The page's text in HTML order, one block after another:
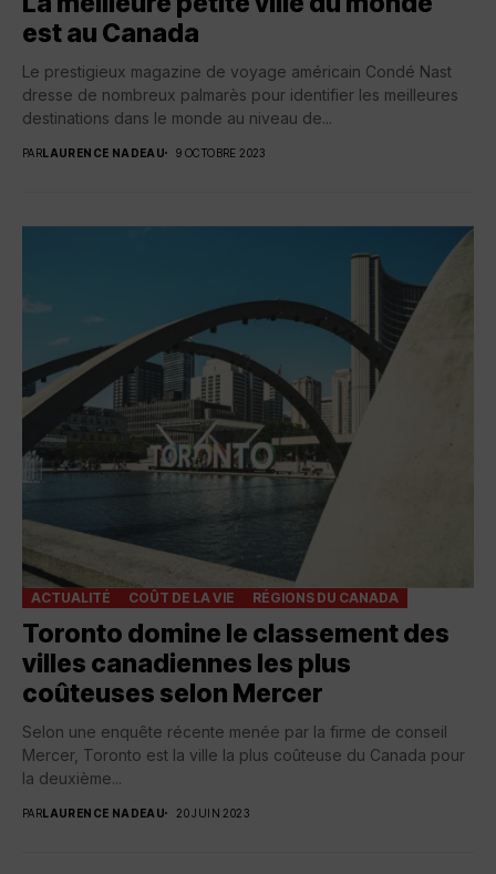
est au Canada
Le prestigieux magazine de voyage américain Condé Nast
dresse de nombreux palmarès pour identifier les meilleures
destinations dans le monde au niveau de...
PAR LAURENCE NADEAU 9 OCTOBRE 2023
ACTUALITÉ COÛT DE LA VIE RÉGIONS DU CANADA
Toronto domine le classement des
villes canadiennes les plus
coûteuses selon Mercer
Selon une enquête récente menée par la firme de conseil
Mercer, Toronto est la ville la plus coûteuse du Canada pour
la deuxième...
PARLAURENCE NADEAU 20 JUIN 2023